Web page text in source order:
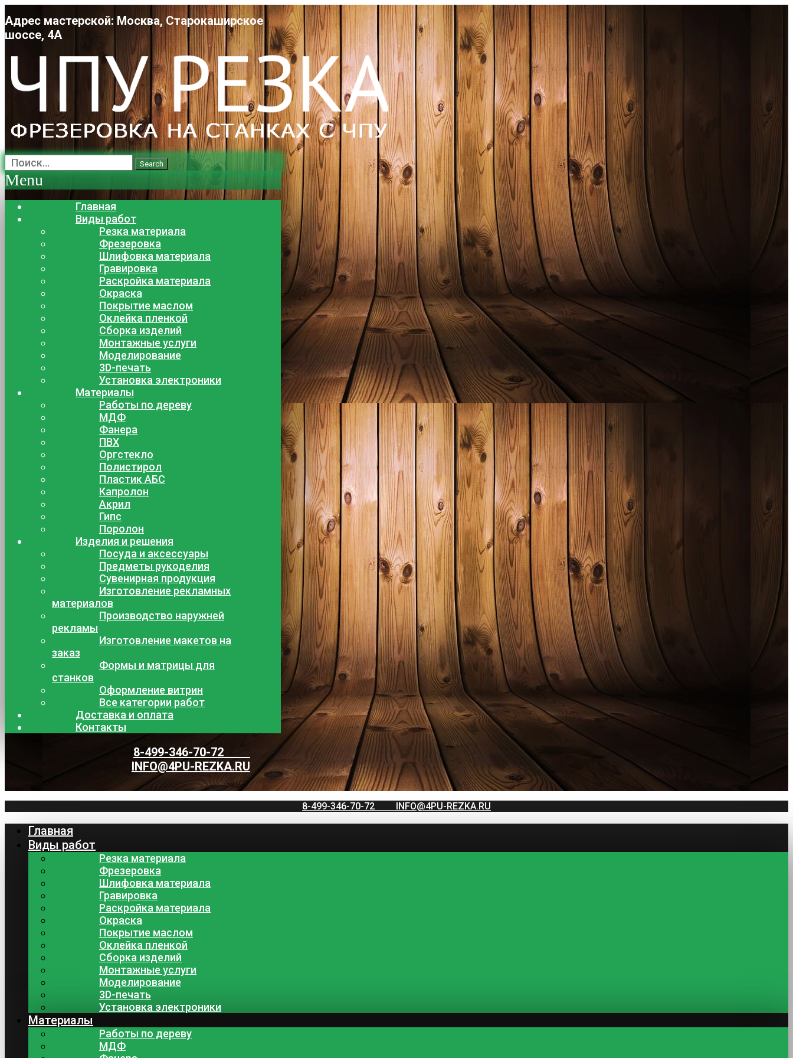
Адрес мастерской: Москва, Старокаширское
шоссе, 4А
Search
Menu
Главная
Виды работ
Резка материала
Фрезеровка
Шлифовка материала
Гравировка
Раскройка материала
Окраска
Покрытие маслом
Оклейка пленкой
Сборка изделий
Монтажные услуги
Моделирование
3D-печать
Установка электроники
Материалы
Работы по дереву
МДФ
Фанера
ПВХ
Оргстекло
Полистирол
Пластик АБС
Капролон
Акрил
Гипс
Поролон
Изделия и решения
Посуда и аксессуары
Предметы рукоделия
Сувенирная продукция
Изготовление рекламных
материалов
Производство наружней
рекламы
Изготовление макетов на
заказ
Формы и матрицы для
станков
Оформление витрин
Все категории работ
Доставка и оплата
Контакты
8-499-346-70-72
INFO@4PU-REZKA.RU
8-499-346-70-72 INFO@4PU-REZKA.RU
Главная
Виды работ
Резка материала
Фрезеровка
Шлифовка материала
Гравировка
Раскройка материала
Окраска
Покрытие маслом
Оклейка пленкой
Сборка изделий
Монтажные услуги
Моделирование
3D-печать
Установка электроники
Материалы
Работы по дереву
МДФ